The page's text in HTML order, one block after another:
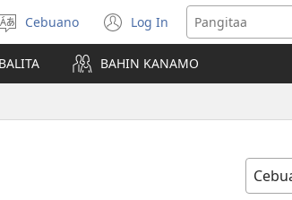
Pagpilig
pinulongan
Cebuano Log In
(mo-
open
ug
bag-
window)
BALITA BAHIN KANAMO